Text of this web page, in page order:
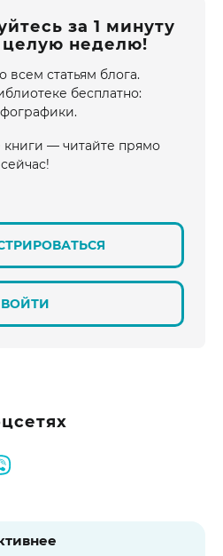
за 1 минуту
целую неделю!
всем статьям блога.
бесплатно:
— читайте прямо
сейчас!
ВОЙТИ